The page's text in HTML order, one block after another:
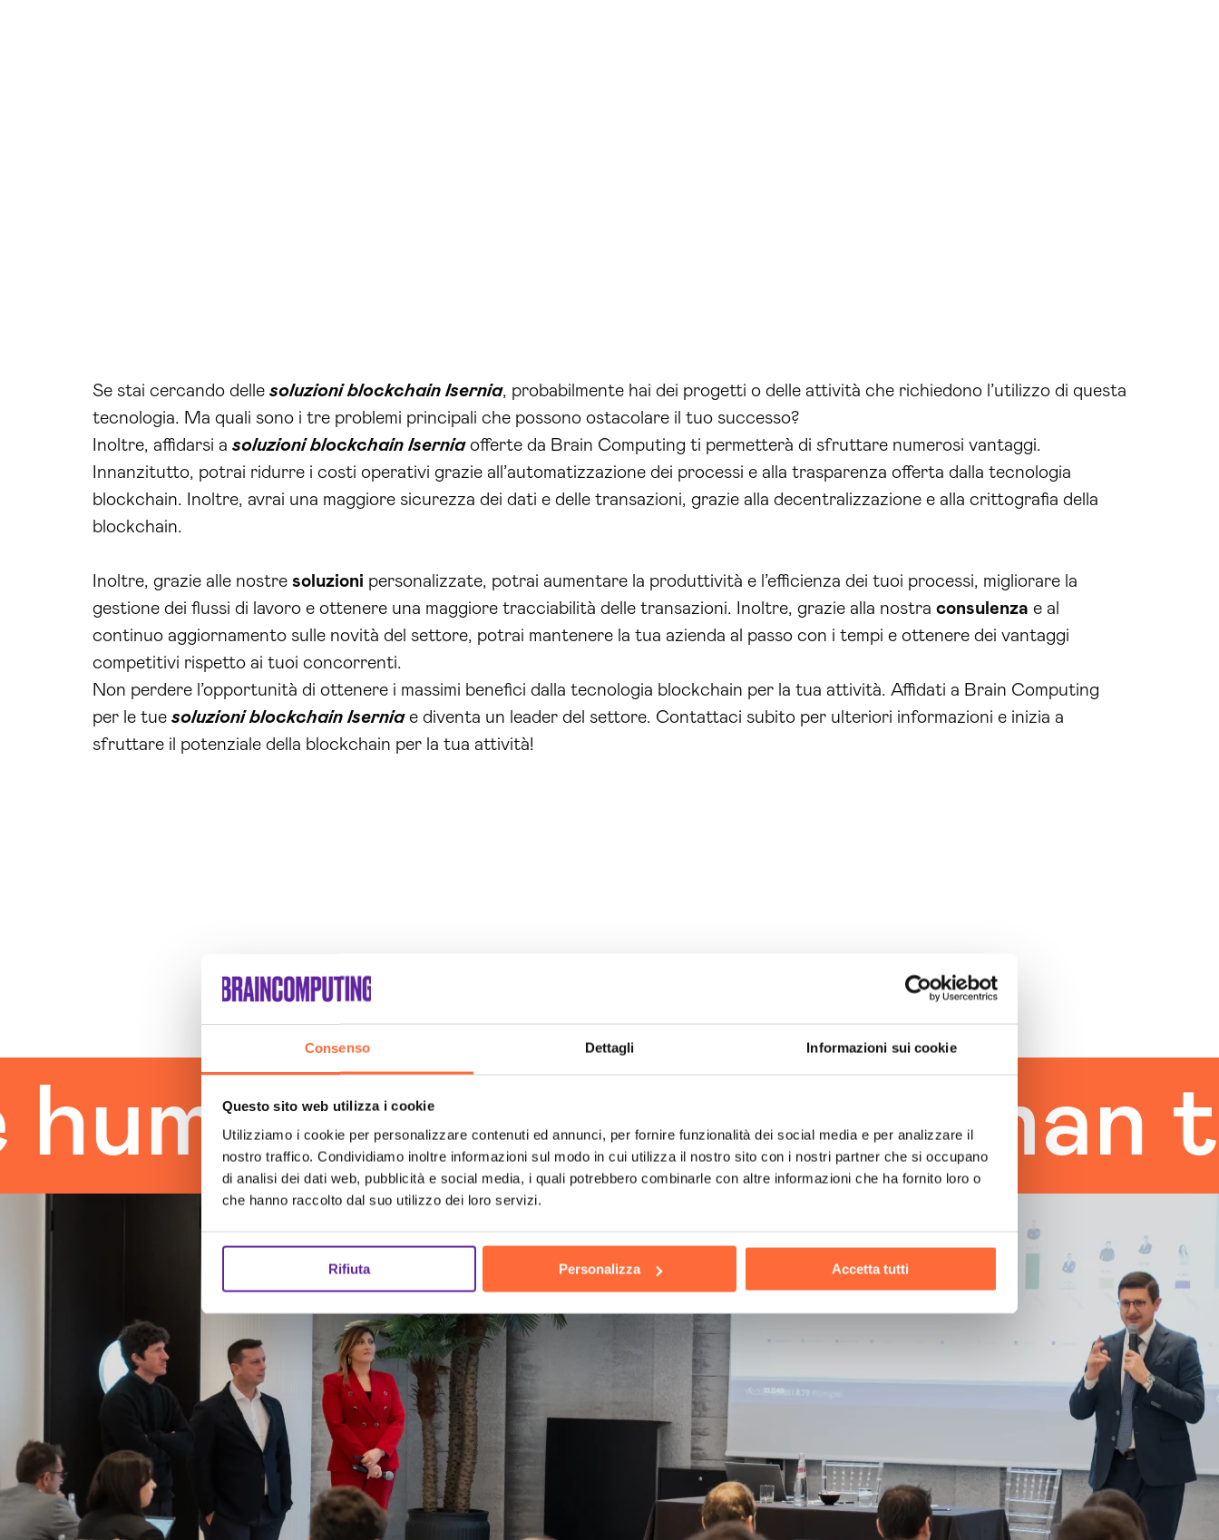
Consenso Dettagli Informazioni sui cookie
Questo sito web utilizza i cookie
Utilizziamo i cookie per personalizzare contenuti ed annunci, per fornire funzionalità dei social media e per analizzare il
nostro traffico. Condividiamo inoltre informazioni sul modo in cui utilizza il nostro sito con i nostri partner che si occupano
di analisi dei dati web, pubblicità e social media, i quali potrebbero combinarle con altre informazioni che ha fornito loro o
che hanno raccolto dal suo utilizzo dei loro servizi.
Rifiuta Personalizza Accetta tutti
Se stai cercando delle soluzioni blockchain Isernia, probabilmente hai dei progetti o delle attività che richiedono l’utilizzo di questa
tecnologia. Ma quali sono i tre problemi principali che possono ostacolare il tuo successo?
Inoltre, affidarsi a soluzioni blockchain Iserniaofferte da Brain Computing ti permetterà di sfruttare numerosi vantaggi.
Innanzitutto, potrai ridurre i costi operativi grazie all’automatizzazione dei processi e alla trasparenza offerta dalla tecnologia
blockchain. Inoltre, avrai una maggiore sicurezza dei dati e delle transazioni, grazie alla decentralizzazione e alla crittografia della
blockchain.
Inoltre, grazie alle nostre soluzioni personalizzate, potrai aumentare la produttività e l’efficienza dei tuoi processi, migliorare la
gestione dei flussi di lavoro e ottenere una maggiore tracciabilità delle transazioni. Inoltre, grazie alla nostra consulenza e al
continuo aggiornamento sulle novità del settore, potrai mantenere la tua azienda al passo con i tempi e ottenere dei vantaggi
competitivi rispetto ai tuoi concorrenti.
Non perdere l’opportunità di ottenere i massimi benefici dalla tecnologia blockchain per la tua attività. Affidati a Brain Computing
per le tue soluzioni blockchain Iserniae diventa un leader del settore. Contattaci subito per ulteriori informazioni e inizia a
sfruttare il potenziale della blockchain per la tua attività!
touch the human